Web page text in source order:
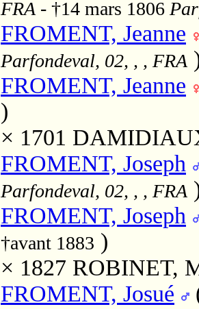
FRA - †14 mars 1806
FROMENT, Jeanne
Parfondeval, 02, , , FRA
FROMENT, Jeanne
)
× 1701
FROMENT, Joseph
Parfondeval, 02, , , FRA
FROMENT, Joseph
†avant 1883 )
× 1827 ROBINET,
FROMENT, Josué